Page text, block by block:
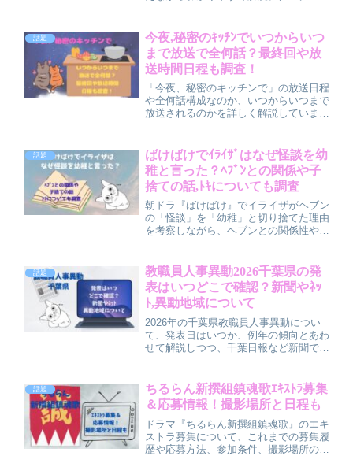
の注意点まで、順番に確認できるチェッ
クリスト的な内容でまとめています。
話題
今夜,秘密のｷｯﾁﾝでいつからいつ
まで放送で全何話？最終回や放
送時間日程も調査！
「今夜、秘密のキッチンで」の放送日程
や全何話構成なのか、いつからいつまで
放送されるのかを詳しく解説していま
ビス（TVer・FODなど）の情報、さら
に原作コミックやあらすじ、見どころま
でまとめてチェックできる記事です。
話題
ばけばけでｲﾗｲｻﾞはなぜ怪談を幼
稚と言った？ﾍﾌﾞﾝとの関係や子
捨ての話,ﾄｷについても調査
朝ドラ『ばけばけ』でイライザがヘブン
の「怪談」を「幼稚」と切り捨てた理由
を考察しながら、ヘブンとの関係性やト
マをわかりやすく解説する記事です。
話題
教職員人事異動2026千葉県の発
表はいつどこで確認？新聞やﾈｯ
ﾄ,異動地域について
2026年の千葉県教職員人事異動につい
て、発表日はいつか、例年の傾向とあわ
せて解説しつつ、千葉日報など新聞での
などネットでの具体的な確認方法、発表
される地域の範囲やチェック時の注意点
までをわかりやすくまとめています。
話題
ちるらん新撰組鎮魂歌ｴｷｽﾄﾗ募集
＆応募情報！撮影場所と日程も
ドラマ『ちるらん新撰組鎮魂歌』のエキ
ストラ募集について、これまでの募集履
歴や応募方法、参加条件、撮影場所の傾